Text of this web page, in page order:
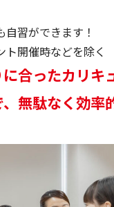
習ができます！
開催時などを除く
合ったカリキ
、無駄なく効率